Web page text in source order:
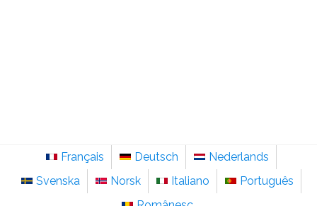
Français Deutsch
Nederlands
Svenska
Norsk Italiano
Português